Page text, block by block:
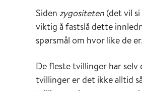
Siden zygositeten (det vil
viktig å fastslå dette
spørsmål om hvor like de
De fleste tvillinger har
tvillinger er det ikke alltid